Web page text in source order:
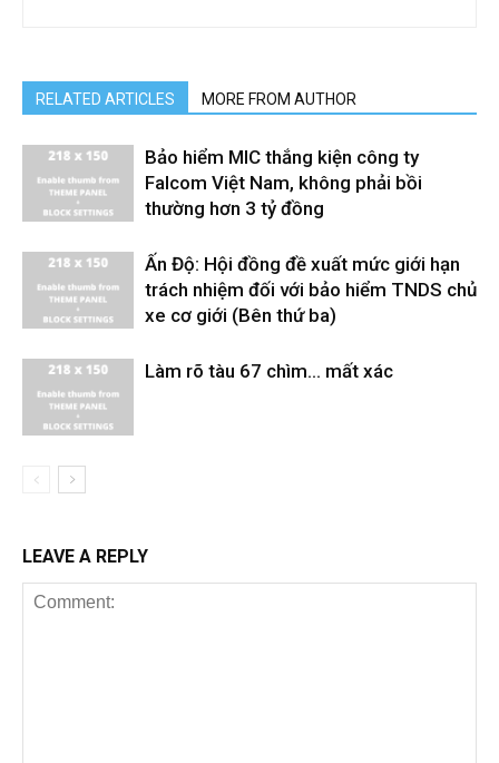
RELATED ARTICLES MORE FROM AUTHOR
Bảo hiểm MIC thắng kiện công ty
Falcom Việt Nam, không phải bồi
thường hơn 3 tỷ đồng
Ấn Độ: Hội đồng đề xuất mức giới hạn
trách nhiệm đối với bảo hiểm TNDS chủ
xe cơ giới (Bên thứ ba)
Làm rõ tàu 67 chìm… mất xác
LEAVE A REPLY